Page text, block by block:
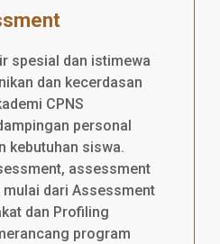
spesial dan istimewa
dan kecerdasan
CPNS
personal
kebutuhan siswa.
assessment
dari Assessment
dan Profiling
program